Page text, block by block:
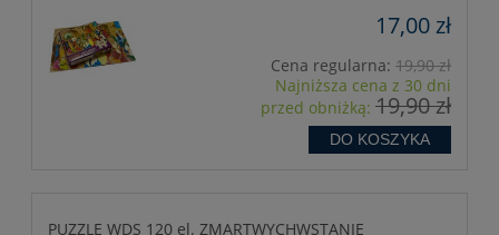
17,00 zł
Cena regularna: 19,90 zł
Najniższa cena z 30 dni
przed obniżką: 19,90 zł
DO KOSZYKA
PUZZLE WDS 120 el. ZMARTWYCHWSTANIE